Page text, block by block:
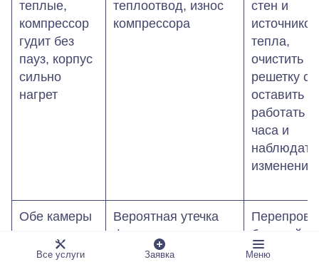
теплые,
компрессор
гудит без
пауз, корпус
сильно
нагрет
теплоотвод, износ
компрессора
стен и
источников
тепла,
очистить
решетку
оставить
работать
часа и
наблюдать
изменения
Обе камеры
прохладные,
Вероятная утечка
фреона или засор
капиллярной трубки
базовый
чек‑лист:
Все услуги Заявка Меню